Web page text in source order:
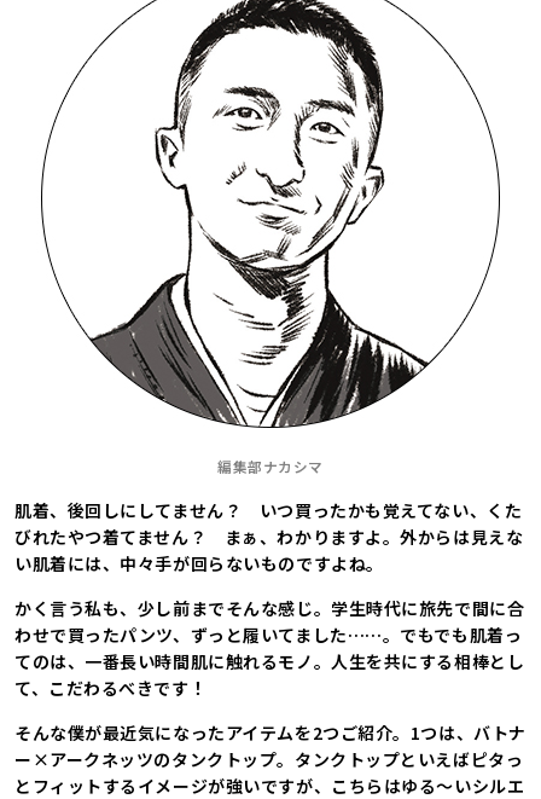
編集部ナカシマ
肌着、後回しにしてません？ いつ買ったかも覚えてない、くた
びれたやつ着てません？ まぁ、わかりますよ。外からは見えな
い肌着には、中々手が回らないものですよね。
かく言う私も、少し前までそんな感じ。学生時代に旅先で間に合
わせで買ったパンツ、ずっと履いてました……。でもでも肌着っ
てのは、一番長い時間肌に触れるモノ。人生を共にする相棒とし
て、こだわるべきです！
そんな僕が最近気になったアイテムを2つご紹介。1つは、バトナ
ー×アークネッツのタンクトップ。タンクトップといえばピタっ
とフィットするイメージが強いですが、こちらはゆる〜いシルエ